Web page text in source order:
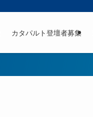
カタパルト登壇者募集